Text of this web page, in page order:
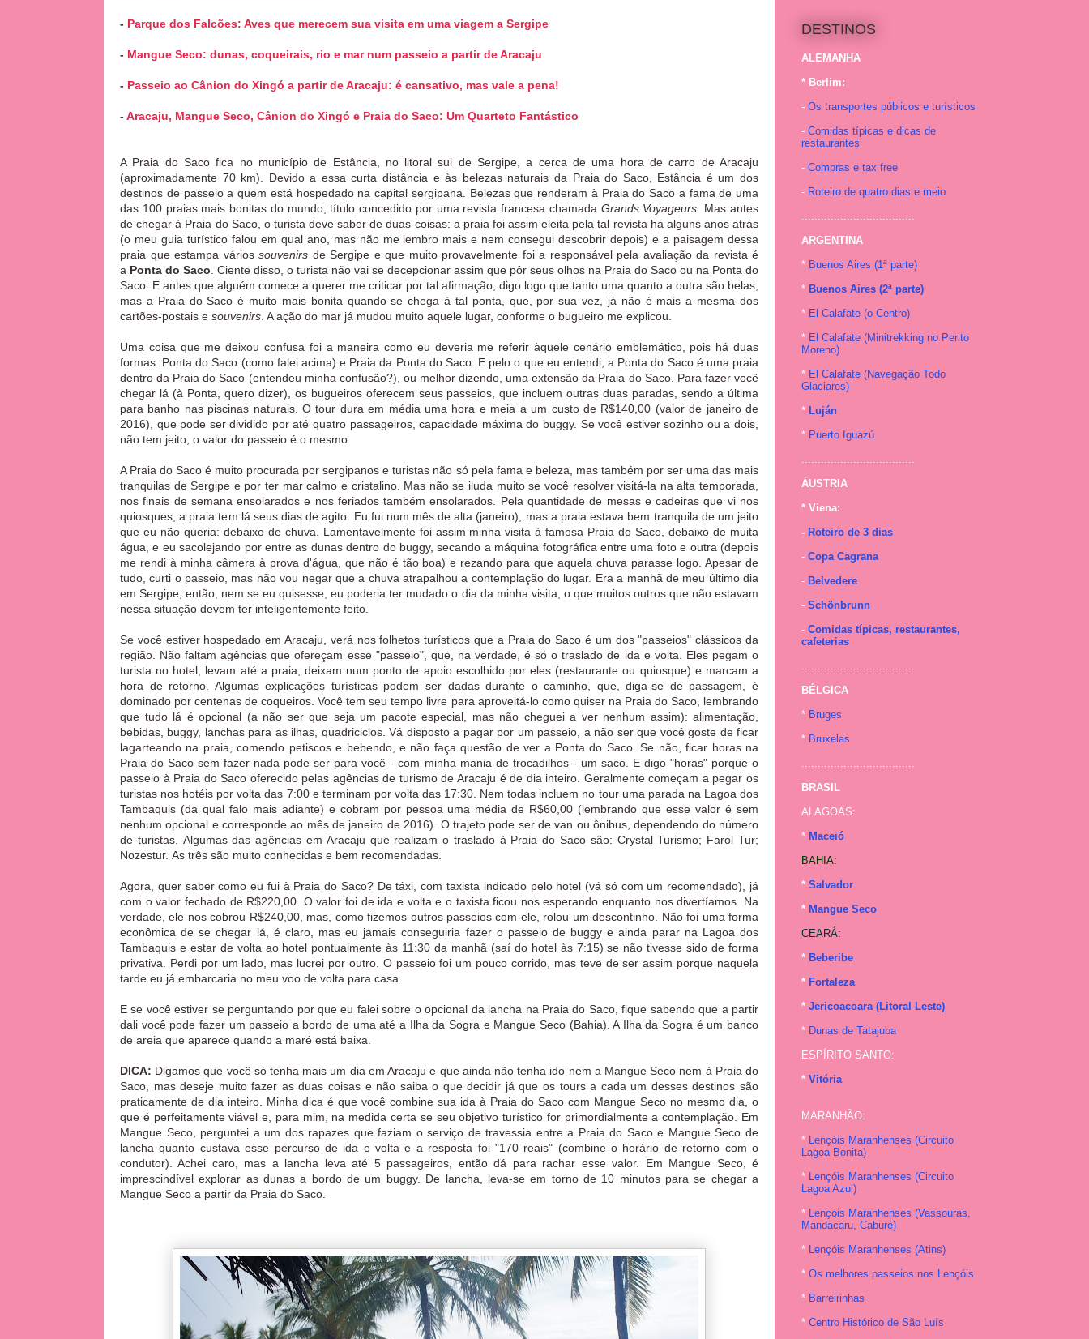
- Parque dos Falcões: Aves que merecem sua visita em uma viagem a Sergipe
- Mangue Seco: dunas, coqueirais, rio e mar num passeio a partir de Aracaju
- Passeio ao Cânion do Xingó a partir de Aracaju: é cansativo, mas vale a pena!
- Aracaju, Mangue Seco, Cânion do Xingó e Praia do Saco: Um Quarteto Fantástico
A Praia do Saco fica no município de Estância, no litoral sul de Sergipe, a cerca de uma hora de carro de Aracaju
(aproximadamente 70 km). Devido a essa curta distância e às belezas naturais da Praia do Saco, Estância é um dos
destinos de passeio a quem está hospedado na capital sergipana. Belezas que renderam à Praia do Saco a fama de uma
das 100 praias mais bonitas do mundo, título concedido por uma revista francesa chamada Grands Voyageurs . Mas antes
de chegar à Praia do Saco, o turista deve saber de duas coisas: a praia foi assim eleita pela tal revista há alguns anos atrás
(o meu guia turístico falou em qual ano, mas não me lembro mais e nem consegui descobrir depois) e a paisagem dessa
praia que estampa vários souvenirs de Sergipe e que muito provavelmente foi a responsável pela avaliação da revista é
a Ponta do Saco . Ciente disso, o turista não vai se decepcionar assim que pôr seus olhos na Praia do Saco ou na Ponta do
Saco. E antes que alguém comece a querer me criticar por tal afirmação, digo logo que tanto uma quanto a outra são belas,
mas a Praia do Saco é muito mais bonita quando se chega à tal ponta, que, por sua vez, já não é mais a mesma dos
cartões-postais e souvenirs . A ação do mar já mudou muito aquele lugar, conforme o bugueiro me explicou.
Uma coisa que me deixou confusa foi a maneira como eu deveria me referir àquele cenário emblemático, pois há duas
formas: Ponta do Saco (como falei acima) e Praia da Ponta do Saco. E pelo o que eu entendi, a Ponta do Saco é uma praia
dentro da Praia do Saco (entendeu minha confusão?), ou melhor dizendo, uma extensão da Praia do Saco. Para fazer você
chegar lá (à Ponta, quero dizer), os bugueiros oferecem seus passeios, que incluem outras duas paradas, sendo a última
para banho nas piscinas naturais. O tour dura em média uma hora e meia a um custo de R$140,00 (valor de janeiro de
2016), que pode ser dividido por até quatro passageiros, capacidade máxima do buggy. Se você estiver sozinho ou a dois,
não tem jeito, o valor do passeio é o mesmo.
A Praia do Saco é muito procurada por sergipanos e turistas não só pela fama e beleza, mas também por ser uma das mais
tranquilas de Sergipe e por ter mar calmo e cristalino. Mas não se iluda muito se você resolver visitá-la na alta temporada,
nos finais de semana ensolarados e nos feriados também ensolarados. Pela quantidade de mesas e cadeiras que vi nos
quiosques, a praia tem lá seus dias de agito. Eu fui num mês de alta (janeiro), mas a praia estava bem tranquila de um jeito
que eu não queria: debaixo de chuva. Lamentavelmente foi assim minha visita à famosa Praia do Saco, debaixo de muita
água, e eu sacolejando por entre as dunas dentro do buggy, secando a máquina fotográfica entre uma foto e outra (depois
me rendi à minha câmera à prova d'água, que não é tão boa) e rezando para que aquela chuva parasse logo. Apesar de
tudo, curti o passeio, mas não vou negar que a chuva atrapalhou a contemplação do lugar. Era a manhã de meu último dia
em Sergipe, então, nem se eu quisesse, eu poderia ter mudado o dia da minha visita, o que muitos outros que não estavam
nessa situação devem ter inteligentemente feito.
Se você estiver hospedado em Aracaju, verá nos folhetos turísticos que a Praia do Saco é um dos "passeios" clássicos da
região. Não faltam agências que ofereçam esse "passeio", que, na verdade, é só o traslado de ida e volta. Eles pegam o
turista no hotel, levam até a praia, deixam num ponto de apoio escolhido por eles (restaurante ou quiosque) e marcam a
hora de retorno. Algumas explicações turísticas podem ser dadas durante o caminho, que, diga-se de passagem, é
dominado por centenas de coqueiros. Você tem seu tempo livre para aproveitá-lo como quiser na Praia do Saco, lembrando
que tudo lá é opcional (a não ser que seja um pacote especial, mas não cheguei a ver nenhum assim): alimentação,
bebidas, buggy, lanchas para as ilhas, quadriciclos. Vá disposto a pagar por um passeio, a não ser que você goste de ficar
lagarteando na praia, comendo petiscos e bebendo, e não faça questão de ver a Ponta do Saco. Se não, ficar horas na
Praia do Saco sem fazer nada pode ser para você - com minha mania de trocadilhos - um saco. E digo "horas" porque o
passeio à Praia do Saco oferecido pelas agências de turismo de Aracaju é de dia inteiro. Geralmente começam a pegar os
turistas nos hotéis por volta das 7:00 e terminam por volta das 17:30. Nem todas incluem no tour uma parada na Lagoa dos
Tambaquis (da qual falo mais adiante) e cobram por pessoa uma média de R$60,00 (lembrando que esse valor é sem
nenhum opcional e corresponde ao mês de janeiro de 2016). O trajeto pode ser de van ou ônibus, dependendo do número
de turistas. Algumas das agências em Aracaju que realizam o traslado à Praia do Saco são: Crystal Turismo; Farol Tur;
Nozestur. As três são muito conhecidas e bem recomendadas.
Agora, quer saber como eu fui à Praia do Saco? De táxi, com taxista indicado pelo hotel (vá só com um recomendado), já
com o valor fechado de R$220,00. O valor foi de ida e volta e o taxista ficou nos esperando enquanto nos divertíamos. Na
verdade, ele nos cobrou R$240,00, mas, como fizemos outros passeios com ele, rolou um descontinho. Não foi uma forma
econômica de se chegar lá, é claro, mas eu jamais conseguiria fazer o passeio de buggy e ainda parar na Lagoa dos
Tambaquis e estar de volta ao hotel pontualmente às 11:30 da manhã (saí do hotel às 7:15) se não tivesse sido de forma
privativa. Perdi por um lado, mas lucrei por outro. O passeio foi um pouco corrido, mas teve de ser assim porque naquela
tarde eu já embarcaria no meu voo de volta para casa.
E se você estiver se perguntando por que eu falei sobre o opcional da lancha na Praia do Saco, fique sabendo que a partir
dali você pode fazer um passeio a bordo de uma até a Ilha da Sogra e Mangue Seco (Bahia). A Ilha da Sogra é um banco
de areia que aparece quando a maré está baixa.
DICA: Digamos que você só tenha mais um dia em Aracaju e que ainda não tenha ido nem a Mangue Seco nem à Praia do
Saco, mas deseje muito fazer as duas coisas e não saiba o que decidir já que os tours a cada um desses destinos são
praticamente de dia inteiro. Minha dica é que você combine sua ida à Praia do Saco com Mangue Seco no mesmo dia, o
que é perfeitamente viável e, para mim, na medida certa se seu objetivo turístico for primordialmente a contemplação. Em
Mangue Seco, perguntei a um dos rapazes que faziam o serviço de travessia entre a Praia do Saco e Mangue Seco de
lancha quanto custava esse percurso de ida e volta e a resposta foi "170 reais" (combine o horário de retorno com o
condutor). Achei caro, mas a lancha leva até 5 passageiros, então dá para rachar esse valor. Em Mangue Seco, é
imprescindível explorar as dunas a bordo de um buggy. De lancha, leva-se em torno de 10 minutos para se chegar a
Mangue Seco a partir da Praia do Saco.
DESTINOS
ALEMANHA
* Berlim:
- Os transportes públicos e turísticos
- Comidas típicas e dicas de
restaurantes
- Compras e tax free
- Roteiro de quatro dias e meio
...................................
ARGENTINA
* Buenos Aires (1ª parte)
* Buenos Aires (2ª parte)
* El Calafate (o Centro)
* El Calafate (Minitrekking no Perito
Moreno)
* El Calafate (Navegação Todo
Glaciares)
* Luján
* Puerto Iguazú
...................................
ÁUSTRIA
* Viena:
- Roteiro de 3 dias
- Copa Cagrana
- Belvedere
- Schönbrunn
- Comidas típicas, restaurantes,
cafeterias
...................................
BÉLGICA
* Bruges
* Bruxelas
...................................
BRASIL
ALAGOAS:
* Maceió
BAHIA:
* Salvador
* Mangue Seco
CEARÁ:
* Beberibe
* Fortaleza
* Jericoacoara (Litoral Leste)
* Dunas de Tatajuba
ESPÍRITO SANTO:
* Vitória
MARANHÃO:
* Lençóis Maranhenses (Circuito
Lagoa Bonita)
* Lençóis Maranhenses (Circuito
Lagoa Azul)
* Lençóis Maranhenses (Vassouras,
Mandacaru, Caburé)
* Lençóis Maranhenses (Atins)
* Os melhores passeios nos Lençóis
* Barreirinhas
* Centro Histórico de São Luís